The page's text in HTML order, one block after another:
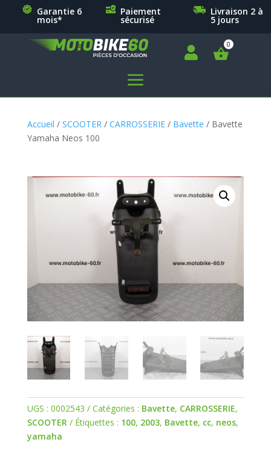
Garantie 6
mois*
Paiement
sécurisé
Livraison 2 à
5 jours

a
Accueil / SCOOTER / CARROSSERIE/ Bavette / Bavette
Yamaha Neos 100
UGS : 0002543 Catégories : Bavette, CARROSSERIE,
SCOOTER
Étiquettes : 100, 2003, Bavette, cc, neos,
yamaha